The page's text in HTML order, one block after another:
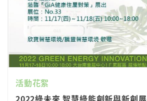
活動花絮
2022綠未來 智慧綠能創新與新創展